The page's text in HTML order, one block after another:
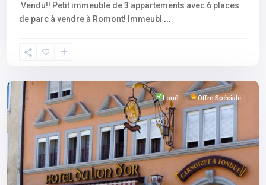
Vendu!! Petit immeuble de 3 appartements avec 6 places
de parc à vendre à Romont! Immeubl ...
Fribourg
Loué Offre Spéciale